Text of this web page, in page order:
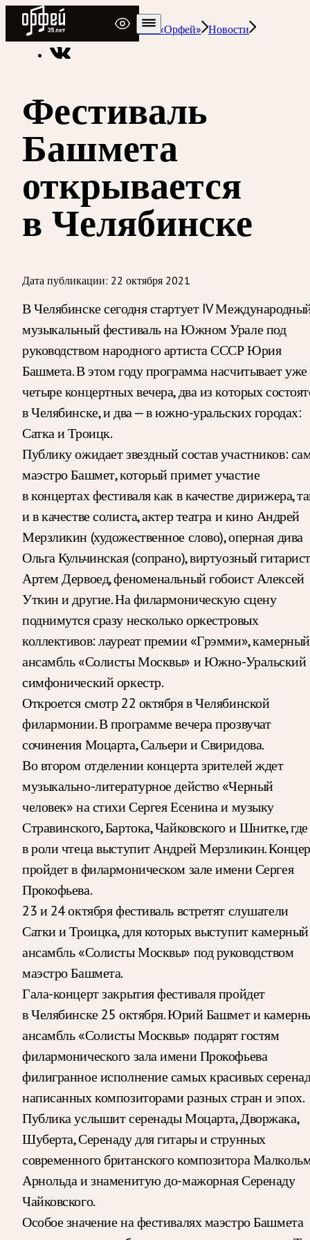
Радио Орфей
Радио классической музыки «Орфей» Новости
Фестиваль
Башмета
открывается
в Челябинске
Дата публикации: 22 октября 2021
В Челябинске сегодня стартует IV
музыкальный фестиваль на Южном Урале под
руководством народного артиста СССР Юрия
Башмета. В этом году программа насчитывает уже
четыре концертных вечера, два из которых
в Челябинске, и два — в южно-уральских городах:
Сатка и Троицк.
Публику ожидает звездный состав участников:
маэстро Башмет, который примет участие
в концертах фестиваля как в качестве дирижера,
и в качестве солиста, актер театра и кино Андрей
Мерзликин (художественное слово), оперная дива
Ольга Кульчинская (сопрано), виртуозный гитарист
Артем Дервоед, феноменальный гобоист Алексей
Уткин и другие. На филармоническую сцену
поднимутся сразу несколько оркестровых
коллективов: лауреат премии «Грэмми», камерный
ансамбль «Солисты Москвы» и Южно-Уральский
симфонический оркестр.
Откроется смотр 22 октября в Челябинской
филармонии. В программе вечера прозвучат
сочинения Моцарта, Сальери и Свиридова.
Во втором отделении концерта зрителей ждет
музыкально-литературное действо «Черный
человек» на стихи Сергея Есенина и музыку
Стравинского, Бартока, Чайковского и Шнитке, где
в роли чтеца выступит Андрей Мерзликин.
пройдет в филармоническом зале имени Сергея
Прокофьева.
23 и 24 октября фестиваль встретят слушатели
Сатки и Троицка, для которых выступит камерный
ансамбль «Солисты Москвы» под руководством
маэстро Башмета.
Гала-концерт закрытия фестиваля пройдет
в Челябинске 25 октября. Юрий Башмет и
ансамбль «Солисты Москвы» подарят гостям
филармонического зала имени Прокофьева
филигранное исполнение самых красивых
написанных композиторами разных стран и эпох.
Публика услышит серенады Моцарта, Дворжака,
Шуберта, Серенаду для гитары и струнных
современного британского композитора
Арнольда и знаменитую до-мажорная Серенаду
Чайковского.
Особое значение на фестивалях маэстро Башмета